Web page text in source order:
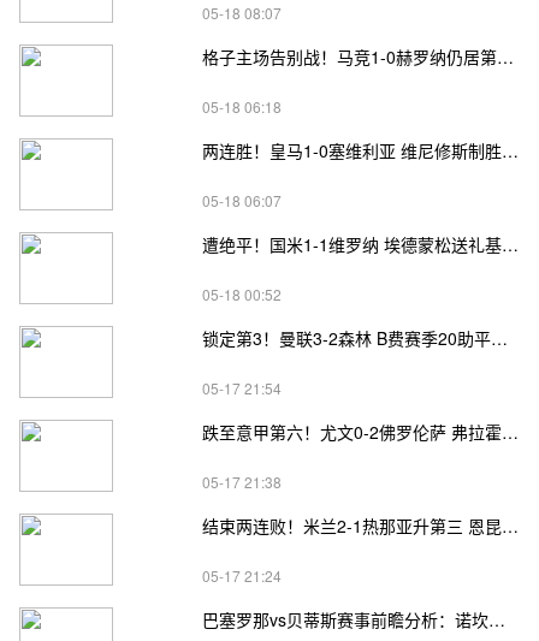
05-18 08:07
格子主场告别战！马竞1-0赫罗纳仍居第四 格子助攻卢克曼制胜球
05-18 06:18
两连胜！皇马1-0塞维利亚 维尼修斯制胜马斯坦托诺中柱姆总失良机
05-18 06:07
遭绝平！国米1-1维罗纳 埃德蒙松送礼基隆·鲍伊绝平劳塔罗失良机
05-18 00:52
锁定第3！曼联3-2森林 B费赛季20助平英超纪录 卡塞米罗主场告别
05-17 21:54
跌至意甲第六！尤文0-2佛罗伦萨 弗拉霍维奇、麦肯尼进球被吹
05-17 21:38
结束两连败！米兰2-1热那亚升第三 恩昆库造点+点射阿特卡梅破门
05-17 21:24
巴塞罗那vs贝蒂斯赛事前瞻分析：诺坎普告别战遇残阵劲旅